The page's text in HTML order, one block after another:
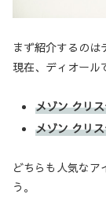
まず紹介するのは
現在、ディオール
メゾン クリ
メゾン クリ
どちらも人気なア
う。